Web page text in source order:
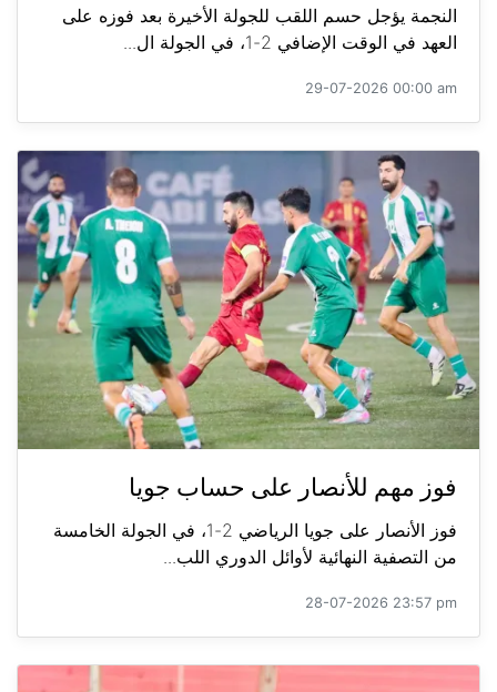
النجمة يؤجل حسم اللقب للجولة الأخيرة بعد فوزه على
العهد في الوقت الإضافي 2-1، في الجولة ال...
29-07-2026 00:00 am
فوز مهم للأنصار على حساب جويا
فوز الأنصار على جويا الرياضي 2-1، في الجولة الخامسة
من التصفية النهائية لأوائل الدوري اللب...
28-07-2026 23:57 pm